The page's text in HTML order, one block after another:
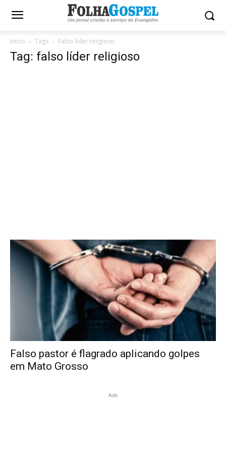
Início Tags Falso líder religioso
Tag: falso líder religioso
Falso pastor é flagrado aplicando golpes
em Mato Grosso
Ads